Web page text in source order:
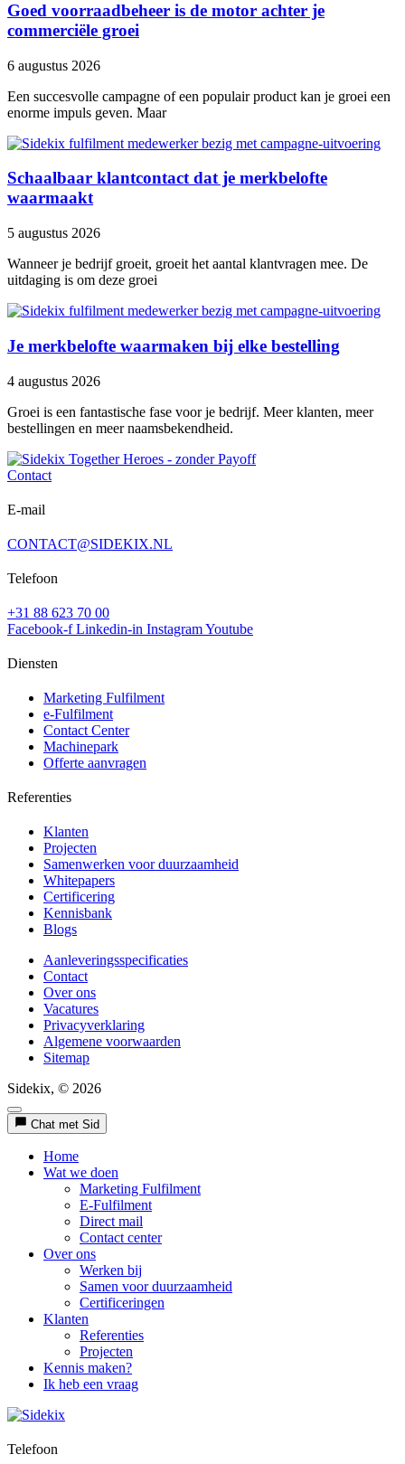
Goed voorraadbeheer is de motor achter je
commerciële groei
6 augustus 2026
Een succesvolle campagne of een populair product kan je groei een
enorme impuls geven. Maar
Schaalbaar klantcontact dat je merkbelofte
waarmaakt
5 augustus 2026
Wanneer je bedrijf groeit, groeit het aantal klantvragen mee. De
uitdaging is om deze groei
Je merkbelofte waarmaken bij elke bestelling
4 augustus 2026
Groei is een fantastische fase voor je bedrijf. Meer klanten, meer
bestellingen en meer naamsbekendheid.
Contact
E-mail
CONTACT@SIDEKIX.NL
Telefoon
+31 88 623 70 00
Facebook-f Linkedin-in InstagramYoutube
Diensten
Marketing Fulfilment
e-Fulfilment
Contact Center
Machinepark
Offerte aanvragen
Referenties
Klanten
Projecten
Samenwerken voor duurzaamheid
Whitepapers
Certificering
Kennisbank
Blogs
Aanleveringsspecificaties
Contact
Over ons
Vacatures
Privacyverklaring
Algemene voorwaarden
Sitemap
Sidekix, © 2026
Chat met Sid
Home
Wat we doen
Marketing Fulfilment
E-Fulfilment
Direct mail
Contact center
Over ons
Werken bij
Samen voor duurzaamheid
Certificeringen
Klanten
Referenties
Projecten
Kennis maken?
Ik heb een vraag
Telefoon